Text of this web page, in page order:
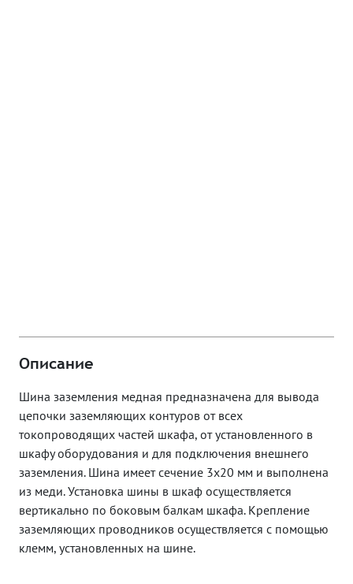
Описание
Шина заземления медная предназначена для вывода
цепочки заземляющих контуров от всех
токопроводящих частей шкафа, от установленного в
шкафу оборудования и для подключения внешнего
заземления. Шина имеет сечение 3х20 мм и выполнена
из меди. Установка шины в шкаф осуществляется
вертикально по боковым балкам шкафа. Крепление
заземляющих проводников осуществляется с помощью
клемм, установленных на шине.